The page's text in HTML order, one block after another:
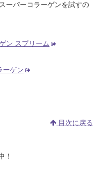
ーパーコラーゲンを試すの
ン スプリーム
ーゲン
目次に戻る
！